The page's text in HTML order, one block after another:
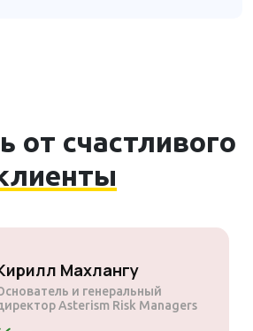
от счастливого
и генеральный
Mogen Pty Ltd.